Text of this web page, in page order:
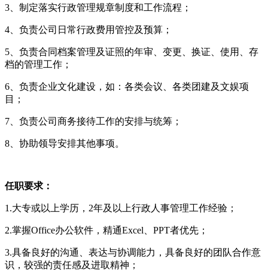
3、制定落实行政管理规章制度和工作流程；
4、负责公司日常行政费用管控及预算；
5、负责合同档案管理及证照的年审、变更、换证、使用、存
档的管理工作；
6、负责企业文化建设，如：各类会议、各类团建及文娱项
目；
7、负责公司商务接待工作的安排与统筹；
8、协助领导安排其他事项。
任职要求：
1.大专或以上学历，2年及以上行政人事管理工作经验；
2.掌握Office办公软件，精通Excel、PPT者优先；
3.具备良好的沟通、表达与协调能力，具备良好的团队合作意
识，较强的责任感及进取精神；